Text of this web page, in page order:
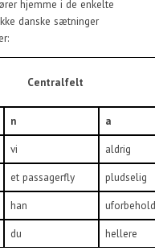
hjemme i de enkelte
danske sætninger
Centralfelt
n
a
vi
aldrig
et passagerfly
pludselig
han
du hellere